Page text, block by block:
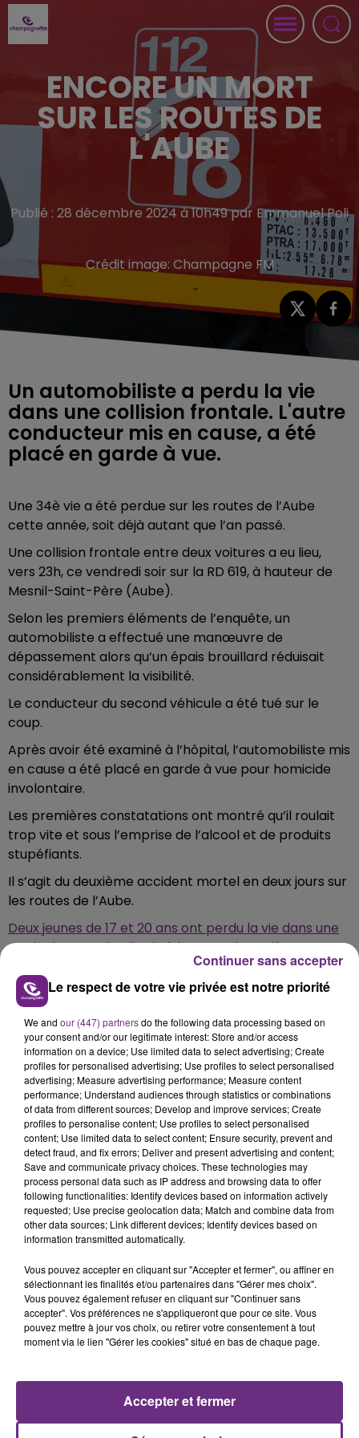
ENCORE UN MORT
SUR LES ROUTES DE
L'AUBE
Publié : 28 décembre 2024 à 10h49 par Emmanuel Poli
Crédit image: Champagne FM
Un automobiliste a perdu la vie
dans une collision frontale. L'autre
conducteur mis en cause, a été
placé en garde à vue.
Une 34è vie a été perdue sur les routes de l’Aube
cette année, soit déjà autant que l’an passé.
Une collision frontale entre deux voitures a eu lieu,
vers 23h, ce vendredi soir sur la RD 619, à hauteur de
Mesnil-Saint-Père (Aube).
Selon les premiers éléments de l’enquête, un
automobiliste a effectué une manœuvre de
dépassement alors qu’un épais brouillard réduisait
considérablement la visibilité.
Le conducteur du second véhicule a été tué sur le
coup.
Après avoir été examiné à l’hôpital, l’automobiliste mis
en cause a été placé en garde à vue pour homicide
involontaire.
Les premières constatations ont montré qu’il roulait
trop vite et sous l’emprise de l’alcool et de produits
stupéfiants.
Il s’agit du deuxième accident mortel en deux jours sur
les routes de l’Aube.
Deux jeunes de 17 et 20 ans ont perdu la vie dans une
sortie de route, jeudi soir, à hauteur de Savières.
FIL D'ACTU
14h39
L'INSPECTION DU TRAVAIL RAPPELLE À
L'ORDRE SUR LES CONDITIONS DE...
Alors que les dates de début des vendange 2026
l'inspection du Travail en profite pour rappeler
les conditions de...
5 août 2026
UN FEU DE REMORQUE BLOQUE LA
CIRCULATION DANS LES ARDENNES
Le respect de votre vie privée est notre priorité
We and our (447) partnersdo the following data processing based on
your consent and/or our legitimate interest: Store and/or access
information on a device; Use limited data to select advertising; Create
profiles for personalised advertising; Use profiles to select personalised
advertising; Measure advertising performance; Measure content
performance; Understand audiences through statistics or combinations
of data from different sources; Develop and improve services; Create
profiles to personalise content; Use profiles to select personalised
content; Use limited data to select content; Ensure security, prevent and
detect fraud, and fix errors; Deliver and present advertising and content;
Save and communicate privacy choices. These technologies may
process personal data such as IP address and browsing data to offer
following functionalities: Identify devices based on information actively
requested; Use precise geolocation data; Match and combine data from
other data sources; Link different devices; Identify devices based on
information transmitted automatically.
Vous pouvez accepter en cliquant sur "Accepter et fermer", ou affiner en
sélectionnant les finalités et/ou partenaires dans "Gérer mes choix".
Vous pouvez également refuser en cliquant sur "Continuer sans
accepter". Vos préférences ne s'appliqueront que pour ce site. Vous
pouvez mettre à jour vos choix, ou retirer votre consentement à tout
moment via le lien "Gérer les cookies" situé en bas de chaque page.
Accepter et fermer
Continuer sans accepter